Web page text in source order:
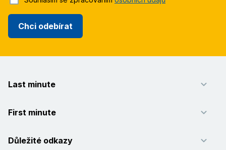
Chci odebírat
Last minute
First minute
Důležité odkazy